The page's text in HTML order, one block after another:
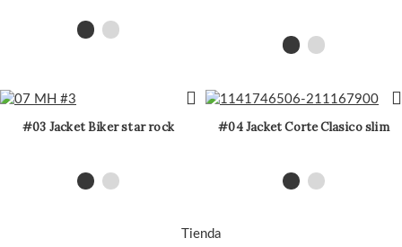
#03 Jacket Biker star rock #04 Jacket Corte Clasico slim
Tienda